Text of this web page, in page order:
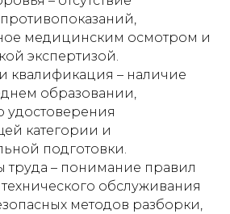
медицинским осмотром и
экспертизой.
квалификация – наличие
образовании,
удостоверения
категории и
подготовки.
труда – понимание правил
обслуживания
методов разборки,